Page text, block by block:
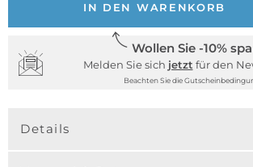
IN DEN WARENKORB
Wollen Sie -10%
Melden Sie sich jetzt für den
Beachten Sie die
Details